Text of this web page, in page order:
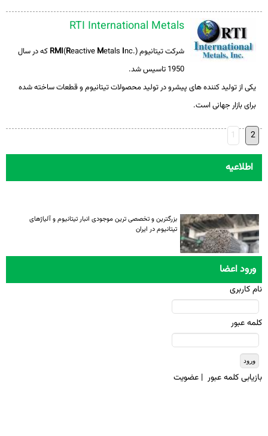
RTI International Metals
شرکت تیتانیوم RMI(Reactive Metals I
nc.) که در سال
1950 تاسیس شد.
یکی از تولید کننده های پیشرو در تولید محصولات تیتانیوم و قطعات ساخته شده
برای بازار جهانی است.
1 2
اطلاعیه
بزرگترین و تخصصی ترین موجودی انبار تیتانیوم و آلیاژهای
تیتانیوم در ایران
ورود اعضا
نام کاربری
کلمه عبور
بازيابی کلمه عبور | عضويت